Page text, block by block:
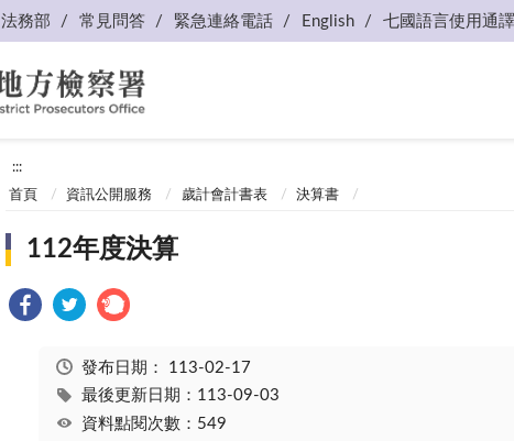
法務部 常見問答 緊急連絡電話 English 七國語言使用通
:::
首頁 資訊公開服務 歲計會計書表 決算書
112年度決算
發布日期： 113-02-17
最後更新日期：113-09-03
資料點閱次數：549